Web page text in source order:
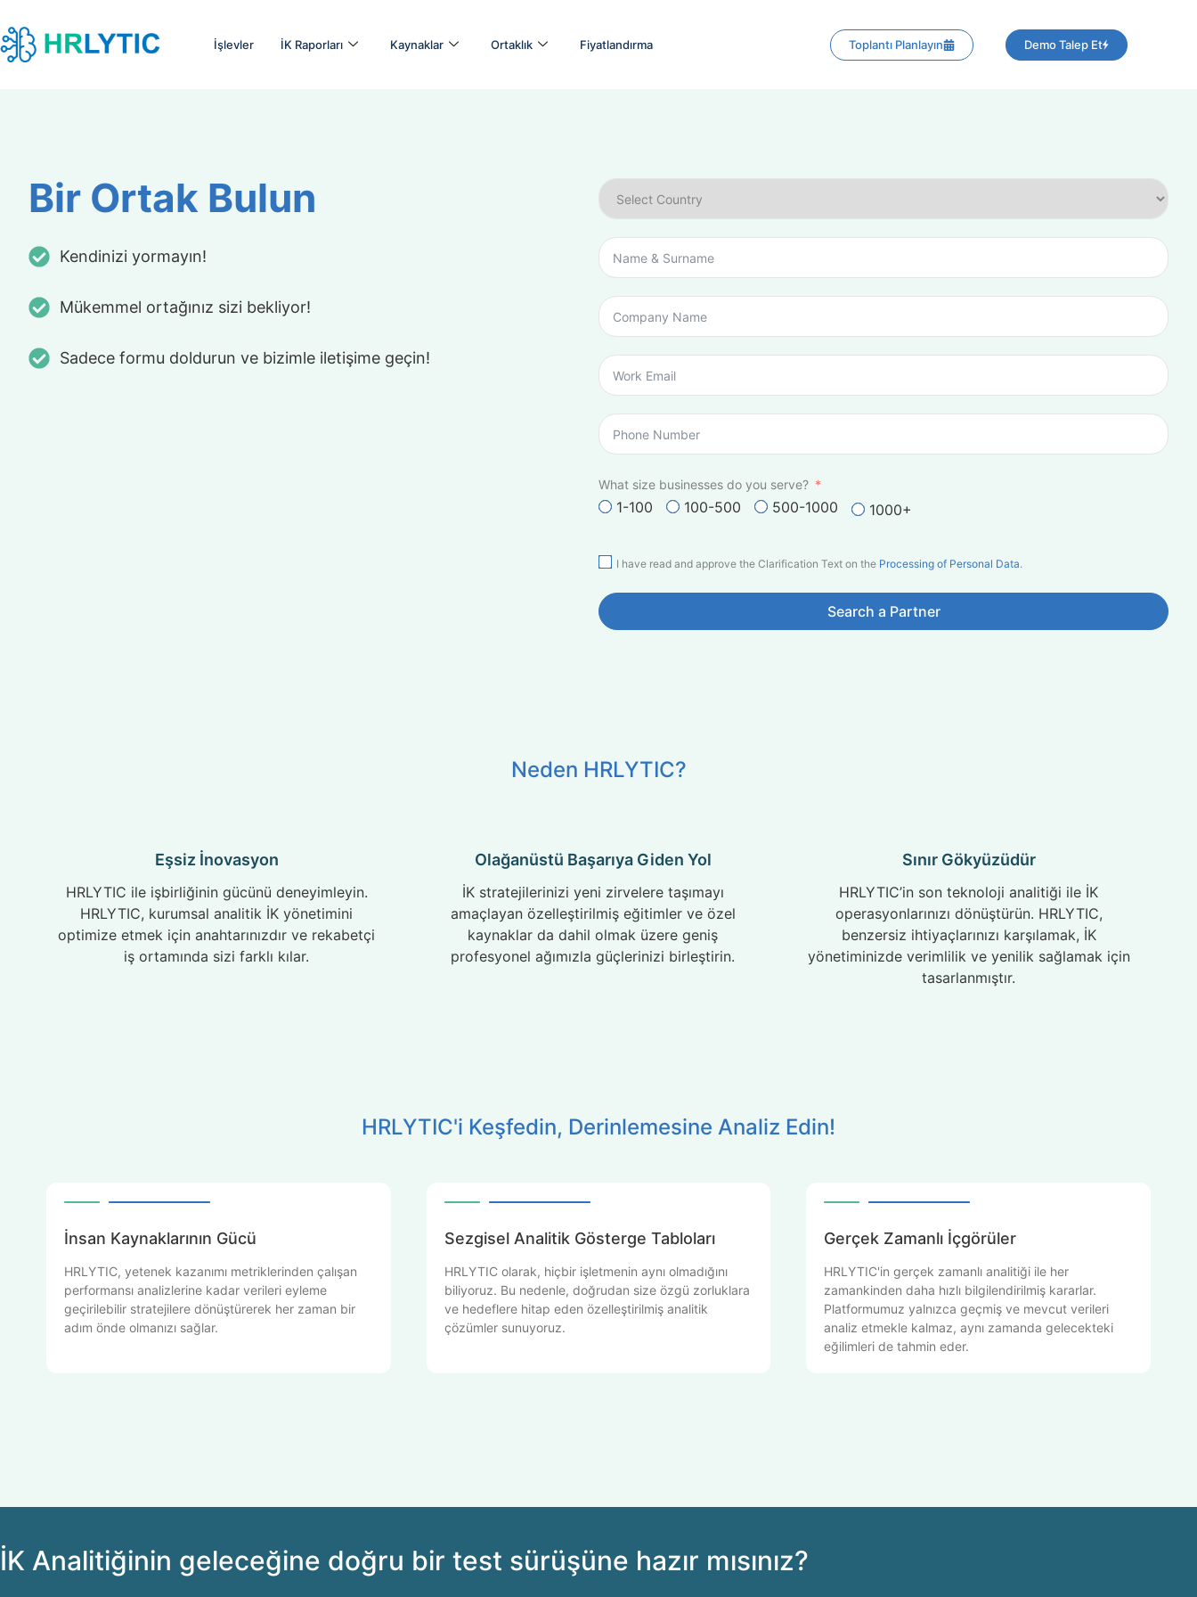
İşlevler İK Raporları Kaynaklar Ortaklık Fiyatlandırma Toplantı Planlayın Demo Talep Et
Bir Ortak Bulun
Kendinizi yormayın!
Mükemmel ortağınız sizi bekliyor!
Sadece formu doldurun ve bizimle iletişime geçin!
What size businesses do you serve?
1-100 100-500 500-1000 1000+
I have read and approve the Clarification Text on the Processing of Personal Data.
Search a Partner
Neden HRLYTIC?
Eşsiz İnovasyon
HRLYTIC ile işbirliğinin gücünü deneyimleyin.
HRLYTIC, kurumsal analitik İK yönetimini
optimize etmek için anahtarınızdır ve rekabetçi
iş ortamında sizi farklı kılar.
Olağanüstü Başarıya Giden Yol
İK stratejilerinizi yeni zirvelere taşımayı
amaçlayan özelleştirilmiş eğitimler ve özel
kaynaklar da dahil olmak üzere geniş
profesyonel ağımızla güçlerinizi birleştirin.
Sınır Gökyüzüdür
HRLYTIC’in son teknoloji analitiği ile İK
operasyonlarınızı dönüştürün. HRLYTIC,
benzersiz ihtiyaçlarınızı karşılamak, İK
yönetiminizde verimlilik ve yenilik sağlamak için
tasarlanmıştır.
HRLYTIC'i Keşfedin, Derinlemesine Analiz Edin!
İnsan Kaynaklarının Gücü
HRLYTIC, yetenek kazanımı metriklerinden çalışan
performansı analizlerine kadar verileri eyleme
geçirilebilir stratejilere dönüştürerek her zaman bir
adım önde olmanızı sağlar.
Sezgisel Analitik Gösterge Tabloları
HRLYTIC olarak, hiçbir işletmenin aynı olmadığını
biliyoruz. Bu nedenle, doğrudan size özgü zorluklara
ve hedeflere hitap eden özelleştirilmiş analitik
çözümler sunuyoruz.
Gerçek Zamanlı İçgörüler
HRLYTIC'in gerçek zamanlı analitiği ile her
zamankinden daha hızlı bilgilendirilmiş kararlar.
Platformumuz yalnızca geçmiş ve mevcut verileri
analiz etmekle kalmaz, aynı zamanda gelecekteki
eğilimleri de tahmin eder.
İK Analitiğinin geleceğine doğru bir test sürüşüne hazır mısınız?